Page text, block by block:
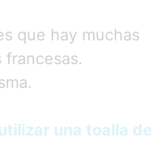
que hay muchas
una toalla de